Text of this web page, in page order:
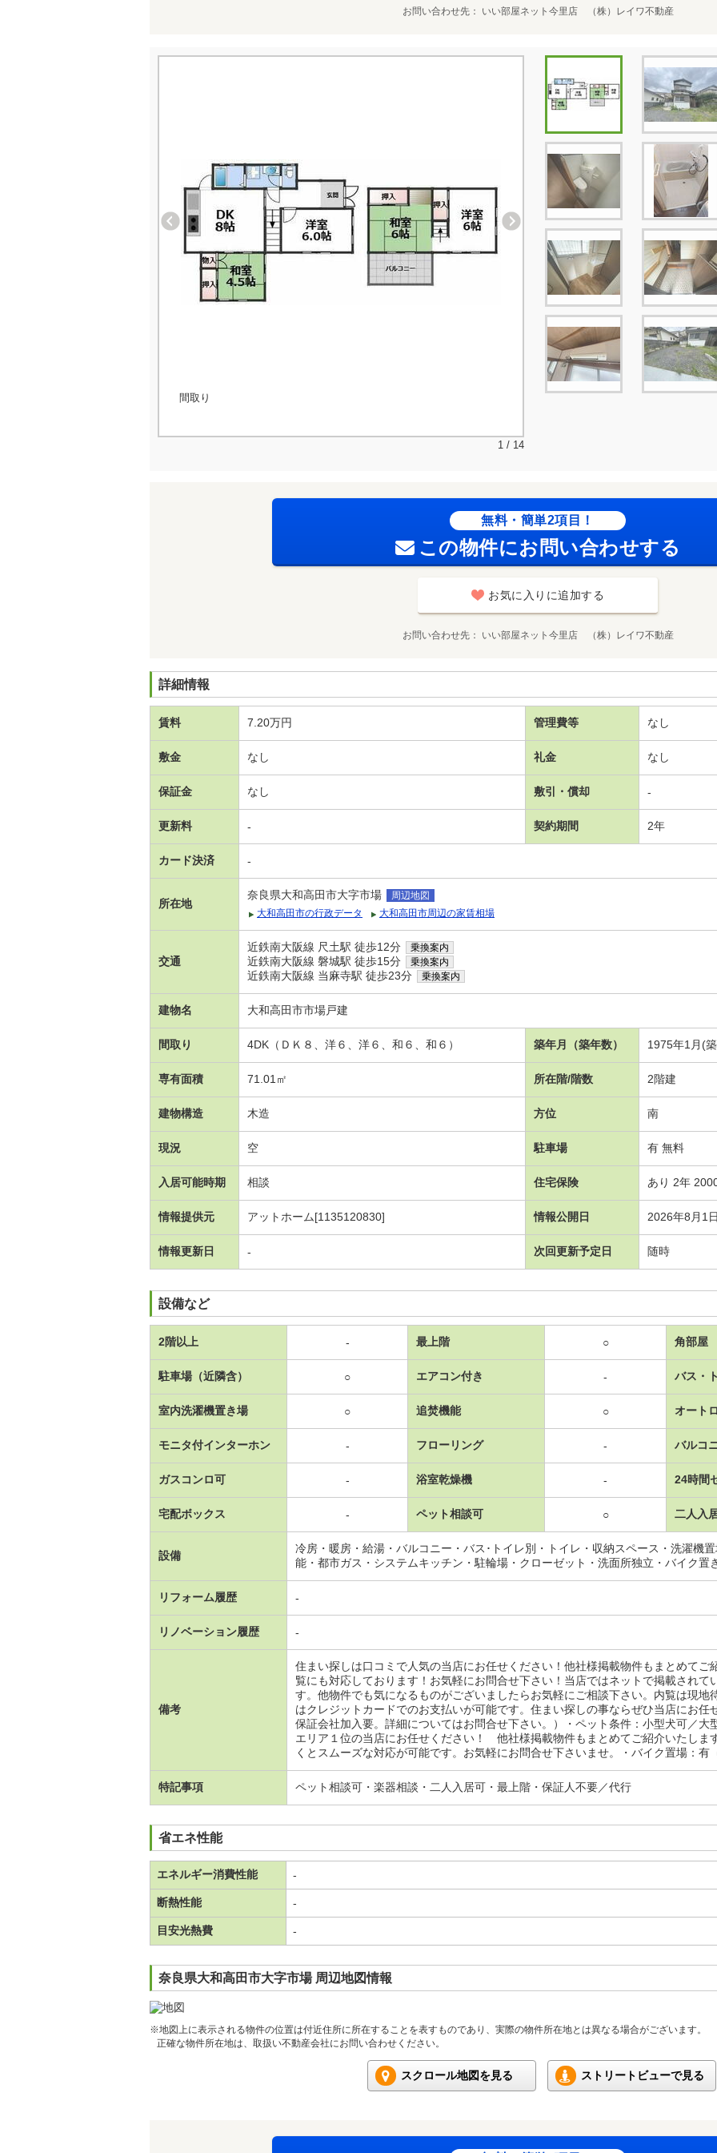
お問い合わせ先 いい部屋ネット今里店 （株）レイワ不動産
間取り
1 / 14
無料・簡単2項目！
この物件にお問い合わせする
お気に入りに追加する
お問い合わせ先 いい部屋ネット今里店 （株）レイワ不動産
詳細情報
賃料 7.20万円 管理費等 なし
敷金 なし 礼金 なし
保証金 なし 敷引・償却 -
更新料 - 契約期間 2年
カード決済 -
所在地
奈良県大和高田市大字市場
周辺地図
大和高田市の行政データ
大和高田市周辺の家賃相場
交通
近鉄南大阪線 尺土駅 徒歩12分 乗換案内
近鉄南大阪線 磐城駅 徒歩15分 乗換案内
近鉄南大阪線 当麻寺駅 徒歩23分 乗換案内
建物名 大和高田市市場戸建
間取り 4DK（ＤＫ８、洋６、洋６、和６、和６） 築年月（築年数） 1975年1月(
専有面積 71.01㎡ 所在階/階数 2階建
建物構造 木造 方位 南
現況 空 駐車場 有 無料
入居可能時期 相談 住宅保険 あり 2年
情報提供元 アットホーム[1135120830] 情報公開日 2026年8月1日
情報更新日 - 次回更新予定日 随時
設備など
2階以上 - 最上階 ○ 角部屋
駐車場（近隣含） ○ エアコン付き - バス・
室内洗濯機置き場 ○ 追焚機能 ○ オート
モニタ付インターホン - フローリング - バルコ
ガスコンロ可 - 浴室乾燥機 - 24時間
宅配ボックス - ペット相談可 ○ 二人入
設備
冷房・暖房・給湯・バルコニー・バス･トイレ別・トイレ・収納スペース・洗濯機
能・都市ガス・システムキッチン・駐輪場・クローゼット・洗面所独立・バイク置
リフォーム履歴 -
リノベーション履歴 -
備考
住まい探しは口コミで人気の当店にお任せください！他社様掲載物件もまとめてご
覧にも対応しております！お気軽にお問合せ下さい！当店ではネットで掲載されて
す。他物件でも気になるものがございましたらお気軽にご相談下さい。内覧は現地
はクレジットカードでのお支払いが可能です。住まい探しの事ならぜひ当店にお任
保証会社加入要。詳細についてはお問合せ下さい。）・ペット条件：小型犬可／大
エリア１位の当店にお任せください！ 他社様掲載物件もまとめてご紹介いたし
くとスムーズな対応が可能です。お気軽にお問合せ下さいませ。・バイク置場：有
特記事項 ペット相談可・楽器相談・二人入居可・最上階・保証人不要／代行
省エネ性能
エネルギー消費性能 -
断熱性能 -
目安光熱費 -
奈良県大和高田市大字市場 周辺地図情報
※地図上に表示される物件の位置は付近住所に所在することを表すものであり、実際の物件所在地とは異なる場合がございます。
正確な物件所在地は、取扱い不動産会社にお問い合わせください。
スクロール地図を見る ストリートビューで見る